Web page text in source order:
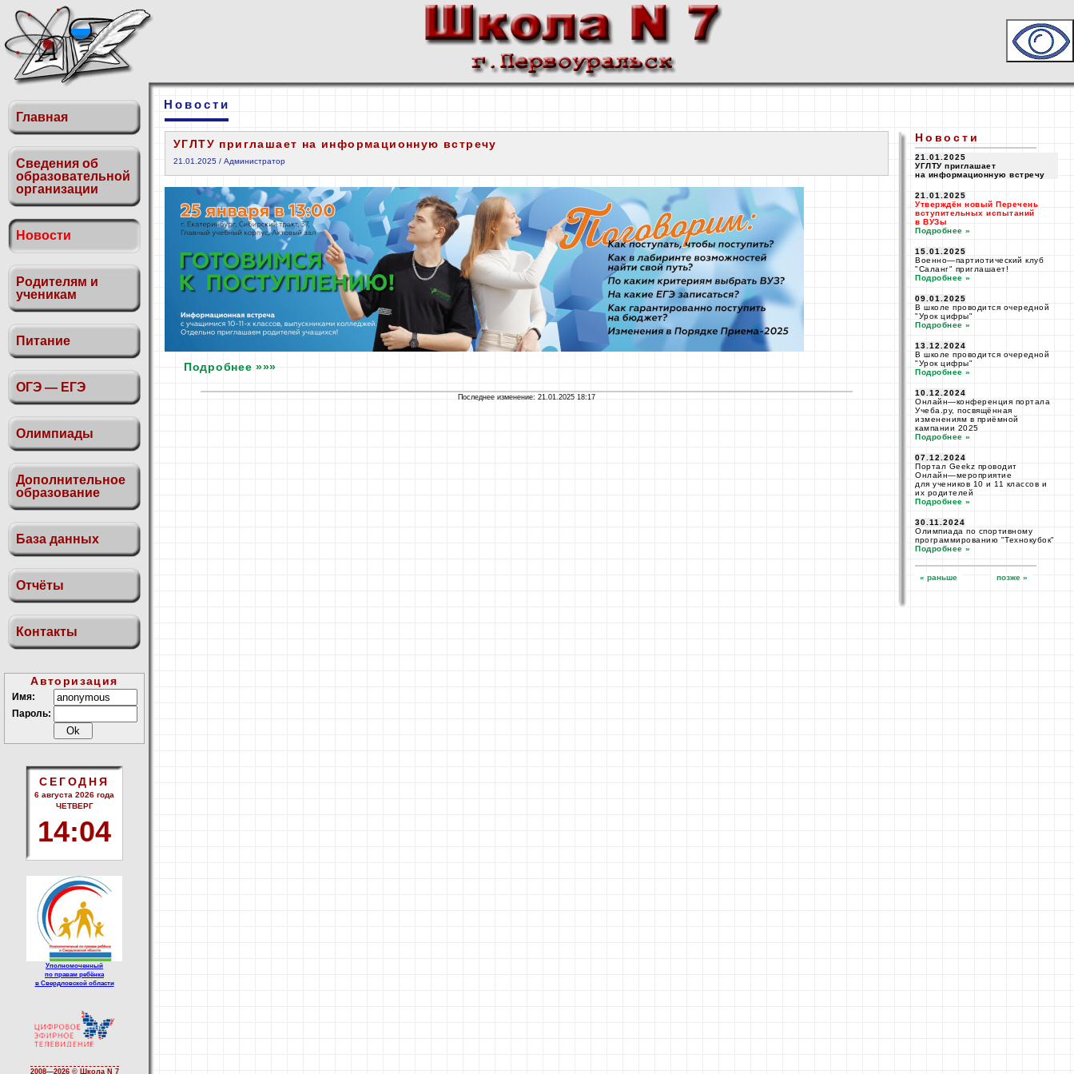
Главная
Сведения об
образовательной
организации
Новости
Родителям и
ученикам
Питание
ОГЭ — ЕГЭ
Олимпиады
Дополнительное
образование
База данных
Отчёты
Контакты
Авторизация
Имя:
Пароль:
СЕГОДНЯ
6 августа 2026 года
ЧЕТВЕРГ
14:04
Уполномоченный
по правам ребёнка
в Свердловской области
2008—2026 © Школа N 7
Новости
УГЛТУ приглашает на информационную встречу
21.01.2025 / Администратор
Подробнее »»»
Последнее изменение: 21.01.2025 18:17
Новости
21.01.2025
УГЛТУ приглашает
на информационную встречу
21.01.2025
Утверждён новый Перечень
вступительных испытаний
в ВУЗы
Подробнее »
15.01.2025
Военно—партиотический клуб
"Саланг" приглашает!
Подробнее »
09.01.2025
В школе проводится очередной
"Урок цифры"
Подробнее »
13.12.2024
В школе проводится очередной
"Урок цифры"
Подробнее »
10.12.2024
Онлайн—конференция портала
Учеба.ру, посвящённая
изменениям в приёмной
кампании 2025
Подробнее »
07.12.2024
Портал Geekz проводит
Онлайн—мероприятие
для учеников 10 и 11 классов и
их родителей
Подробнее »
30.11.2024
Олимпиада по спортивному
программированию "Технокубок"
Подробнее »